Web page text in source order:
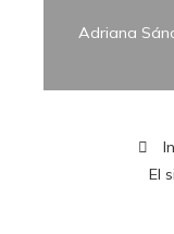
Adriana
El